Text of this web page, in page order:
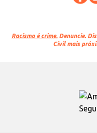
Racismo é crime. Denuncie.
Civil mais